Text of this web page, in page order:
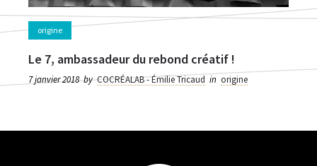
origine
Le 7, ambassadeur du rebond créatif !
7 janvier 2018 by COCRÉALAB - Émilie Tricaud in origine